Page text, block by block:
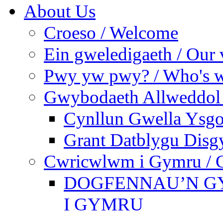
About Us
Croeso / Welcome
Ein gweledigaeth / Our
Pwy yw pwy? / Who's
Gwybodaeth
Cynllun Gwella
Grant Datblygu
Cwricwlwm i Gymru /
DOGFENNAU’N
I GYMRU